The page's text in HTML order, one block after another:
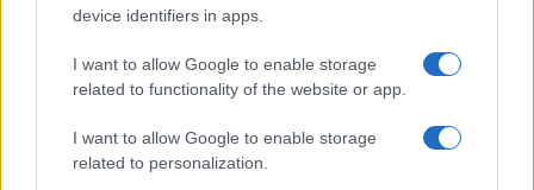
device identifiers in apps.
I want to allow Google to enable storage
related to functionality of the website or app.
I want to allow Google to enable storage
related to personalization.
Αυτό περιλαμβάνει τις υποδομές και τους
σταθμούς ανεφοδιασμού, καθώς και